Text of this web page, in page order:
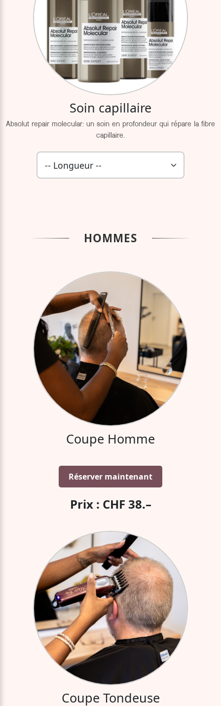
Soin capillaire
Absolut repair molecular: un soin en profondeur qui répare la fibre
capillaire.
HOMMES
Coupe Homme
Réserver maintenant
Prix : CHF 38.–
Coupe Tondeuse